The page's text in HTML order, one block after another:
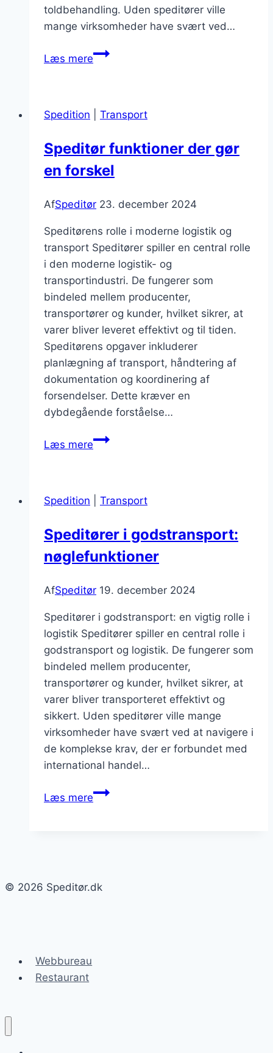
toldbehandling. Uden speditører ville
mange virksomheder have svært ved…
Læs mereSpeditør
Spedition
Transport
Speditør funktioner der gør
en forskel
AfSpeditør 23. december 2024
Speditørens rolle i moderne logistik og
transport Speditører spiller en central rolle
i den moderne logistik- og
transportindustri. De fungerer som
bindeled mellem producenter,
transportører og kunder, hvilket sikrer, at
varer bliver leveret effektivt og til tiden.
Speditørens opgaver inkluderer
planlægning af transport, håndtering af
dokumentation og koordinering af
forsendelser. Dette kræver en
dybdegående forståelse…
Læs mereSpeditør
en
Spedition Transport
Speditører i godstransport:
nøglefunktioner
AfSpeditør 19. december 2024
Speditører i godstransport: en vigtig rolle i
logistik Speditører spiller en central rolle i
godstransport og logistik. De fungerer som
bindeled mellem producenter,
transportører og kunder, hvilket sikrer, at
varer bliver transporteret effektivt og
sikkert. Uden speditører ville mange
virksomheder have svært ved at navigere i
de komplekse krav, der er forbundet med
international handel…
Læs mereSpeditører
© 2026 Speditør.dk
Webbureau
Restaurant